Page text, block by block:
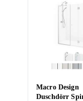
Macro Design
Duschdörr